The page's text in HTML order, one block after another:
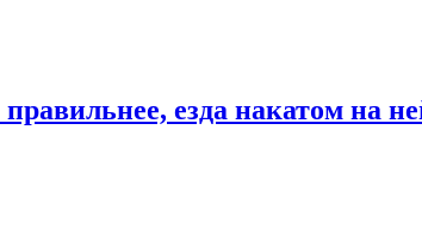
езда накатом на